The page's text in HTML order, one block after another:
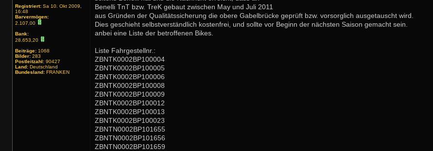
Registriert: Sa 10. Okt 2009,
16:48
Barvermögen:
2.107,00
Bank:
28.653,20
Beiträge: 1068
Bilder: 283
Postleitzahl: 90427
Land: Deutschland
Bundesland: FRANKEN
Benelli TnT bzw. TreK gebaut zwischen May und Juli 2011
aus Gründen der Qualitätssicherung die obere Gabelbrücke geprüft bzw. vorsorglich ausgetauscht wird.
Dies geschieht selbstverständlich kostenfrei, und sollte vor Beginn der nächsten Saison gemacht sein.
anbei eine Liste der betroffenen Bikes.
Liste Fahrgestellnr.:
ZBNTK0002BP100004
ZBNTK0002BP100005
ZBNTK0002BP100006
ZBNTK0002BP100008
ZBNTK0002BP100009
ZBNTK0002BP100012
ZBNTK0002BP100013
ZBNTK0002BP100023
ZBNTN0002BP101655
ZBNTN0002BP101656
ZBNTN0002BP101659